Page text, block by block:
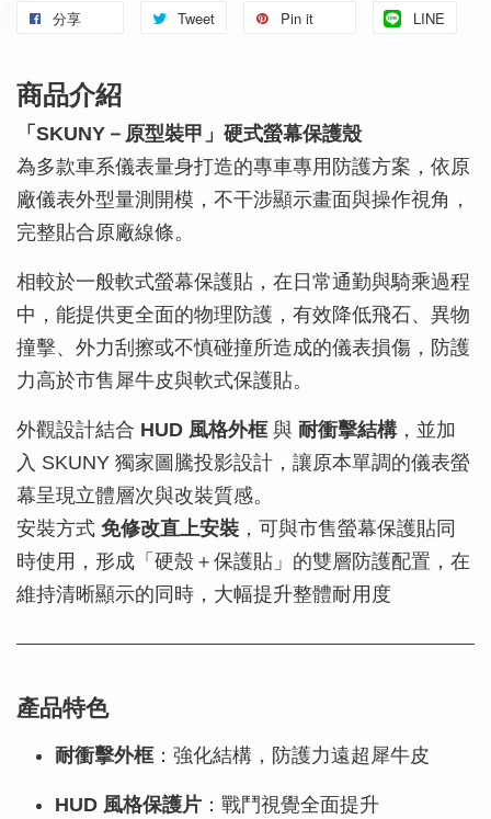
分享 Tweet Pin it LINE
商品介紹
「SKUNY－原型裝甲」硬式螢幕保護殼
為多款車系儀表量身打造的專車專用防護方案，依原
廠儀表外型量測開模，不干涉顯示畫面與操作視角，
完整貼合原廠線條。
相較於一般軟式螢幕保護貼，在日常通勤與騎乘過程
中，能提供更全面的物理防護，有效降低飛石、異物
撞擊、外力刮擦或不慎碰撞所造成的儀表損傷，防護
力高於市售犀牛皮與軟式保護貼。
外觀設計結合 HUD 風格外框與 耐衝擊結構，並加
入 SKUNY 獨家圖騰投影設計，讓原本單調的儀表螢
幕呈現立體層次與改裝質感。
安裝方式 免修改直上安裝 ，可與市售螢幕保護貼同
時使用，形成「硬殼＋保護貼」的雙層防護配置，在
維持清晰顯示的同時，大幅提升整體耐用度
產品特色
耐衝擊外框：強化結構，防護力遠超犀牛皮
HUD 風格保護片 ：戰鬥視覺全面提升